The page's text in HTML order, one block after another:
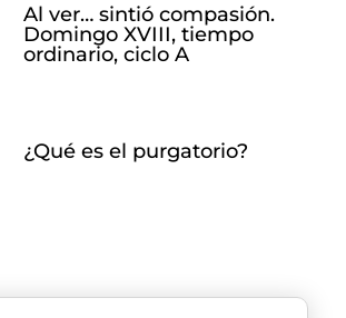
Al ver… sintió compasión.
Domingo XVIII, tiempo
ordinario, ciclo A
¿Qué es el purgatorio?